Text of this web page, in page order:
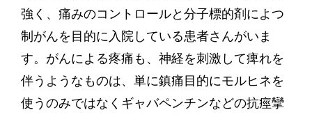
強く、痛みのコントロールと分子標的剤によつ
制がんを目的に入院している患者さんがいま
す。がんによる疼痛も、神経を刺激して痺れを
伴うようなものは、単に鎮痛目的にモルヒネを
使うのみではなくギャバペンチンなどの抗痙攣